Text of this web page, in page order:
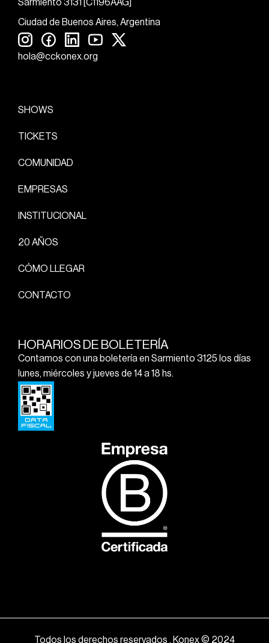
Sarmiento 3131 [C1196AAG]
Ciudad de Buenos Aires, Argentina
hola@cckonex.org
SHOWS
TICKETS
COMUNIDAD
EMPRESAS
INSTITUCIONAL
20 AÑOS
CÓMO LLEGAR
CONTACTO
HORARIOS DE BOLETERÍA
Contamos con una boletería en Sarmiento 3125 los días
lunes, miércoles y jueves de 14 a 18 hs.
Todos los derechos reservados . Konex © 2024